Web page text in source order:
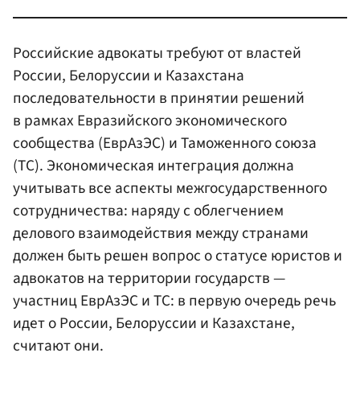
Российские адвокаты требуют от властей
России, Белоруссии и Казахстана
последовательности в принятии решений
в рамках Евразийского экономического
сообщества (ЕврАзЭС) и Таможенного союза
(ТС). Экономическая интеграция должна
учитывать все аспекты межгосударственного
сотрудничества: наряду с облегчением
делового взаимодействия между странами
должен быть решен вопрос о статусе юристов и
адвокатов на территории государств —
участниц ЕврАзЭС и ТС: в первую очередь речь
идет о России, Белоруссии и Казахстане,
считают они.